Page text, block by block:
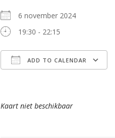
6 november 2024
19:30 - 22:15
ADD TO CALENDAR
Kaart niet beschikbaar